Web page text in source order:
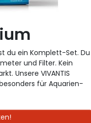
du ein Komplett-Set. Du
und Filter. Kein
Unsere VIVANTIS
für Aquarien-